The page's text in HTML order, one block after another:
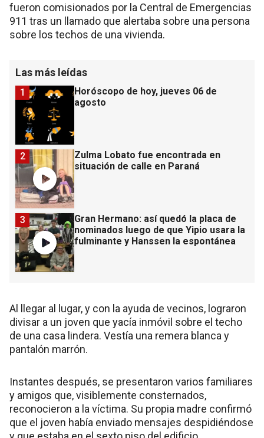
fueron comisionados por la Central de Emergencias
911 tras un llamado que alertaba sobre una persona
sobre los techos de una vivienda.
Las más leídas
Horóscopo de hoy, jueves 06 de
agosto
1
Zulma Lobato fue encontrada en
situación de calle en Paraná
2
Gran Hermano: así quedó la placa de
nominados luego de que Yipio usara la
fulminante y Hanssen la espontánea
3
Al llegar al lugar, y con la ayuda de vecinos, lograron
divisar a un joven que yacía inmóvil sobre el techo
de una casa lindera. Vestía una remera blanca y
pantalón marrón.
Instantes después, se presentaron varios familiares
y amigos que, visiblemente consternados,
reconocieron a la víctima. Su propia madre confirmó
que el joven había enviado mensajes despidiéndose